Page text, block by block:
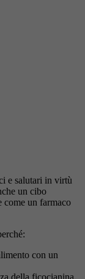
e salutari in virtù
un cibo
come un farmaco
con un